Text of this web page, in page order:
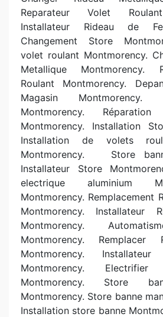
Reparateur Volet
Installateur Rideau de
Changement Store
volet roulant Montmorency.
Metallique Montmorency.
Roulant Montmorency.
Magasin Montmorency.
Montmorency.
Montmorency. Installation
Installation de volets
Montmorency. Store
Installateur Store
electrique aluminium
Montmorency. Remplacement
Montmorency. Installateur
Montmorency.
Montmorency.
Montmorency.
Montmorency.
Montmorency. Store
Montmorency. Store banne
Installation store banne